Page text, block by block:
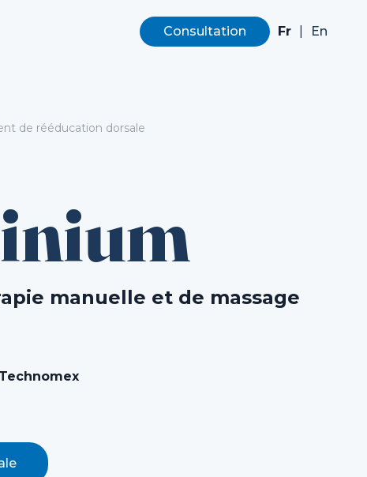
Consultation Fr En
de rééducation dorsale
manuelle et de massage
Technomex